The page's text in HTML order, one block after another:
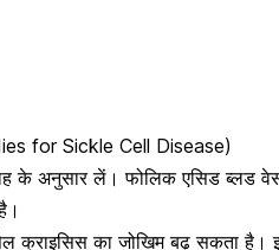
for Sickle Cell Disease)
के अनुसार लें। फोलिक एसिड ब्लड
क्राइसिस का जोखिम बढ़ सकता है।